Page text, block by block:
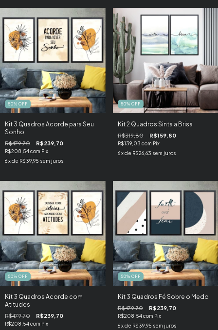
50% OFF
Kit 3 Quadros Acorde para Seu
Sonho
R$479,70 R$239,70
R$208,54com Pix
6x de R$39,95 sem juros
50% OFF
Kit 2 Quadros Sinta a Brisa
R$319,80 R$159,80
R$139,03 com Pix
6 x de R$26,63 sem juros
50% OFF
Kit 3 Quadros Acorde com
Atitudes
R$479,70 R$239,70
R$208,54com Pix
50% OFF
Kit 3 Quadros Fé Sobre o Medo
R$479,70 R$239,70
R$208,54com Pix
6 x de R$39,95 sem juros